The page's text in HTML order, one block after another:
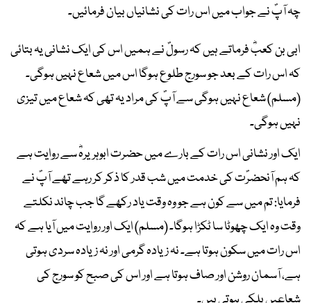
چہ آپؐ نے جواب میں اس رات کی نشانیاں بیان فرمائیں۔
ابی بن کعبؓ فرماتے ہیں کہ رسولؐ نے ہمیں اس کی ایک نشانی یہ بتائی
کہ اس رات کے بعد جو سورج طلوع ہوگا اس میں شعاع نہیں ہوگی۔
(مسلم) شعاع نہیں ہوگی سے آپؐ کی مراد یہ تھی کہ شعاع میں تیزی
نہیں ہوگی۔
ایک اور نشانی اس رات کے بارے میں حضرت ابوہریرہؓ سے روایت ہے
کہ ہم آنحضرؐت کی خدمت میں شب قدر کا ذکر کر رہے تھے آپؐ نے
فرمایا: تم میں سے کون ہے جو وہ وقت یاد رکھے گا جب چاند نکلتے
وقت وہ ایک چھوٹا سا ٹکڑا ہوگا۔ (مسلم) ایک اور روایت میں آیا ہے کہ
اس رات میں سکون ہوتا ہے۔ نہ زیادہ گرمی اور نہ زیادہ سردی ہوتی
ہے، آسمان روشن اور صاف ہوتا ہے اور اس کی صبح کو سورج کی